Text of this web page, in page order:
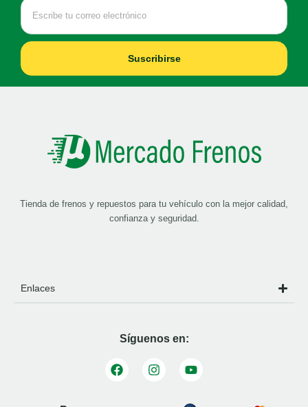
Suscribirse
Tienda de frenos y repuestos para tu vehículo con la mejor calidad,
confianza y seguridad.
Enlaces
Síguenos en: